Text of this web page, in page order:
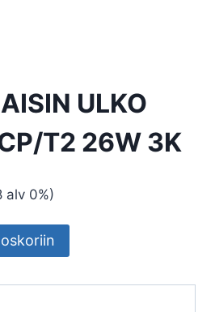
ULKO
T2 26W 3K
alv 0%)